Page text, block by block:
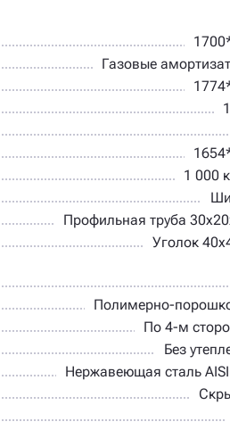
Газовые
1 000
Профильная труба
Уголок
Полимерно-
По 4-м
Без
Нержавеющая сталь